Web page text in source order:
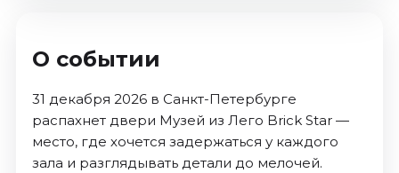
О событии
31 декабря 2026 в Санкт-Петербурге
распахнет двери Музей из Лего Brick Star —
место, где хочется задержаться у каждого
зала и разглядывать детали до мелочей.